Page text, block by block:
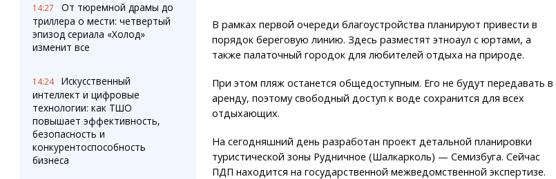
14:27
От тюремной драмы до
триллера о мести: четвертый
эпизод сериала «Холод»
изменит все
14:24
Искусственный
интеллект и цифровые
технологии: как ТШО
повышает эффективность,
безопасность и
конкурентоспособность
бизнеса
В рамках первой очереди благоустройства планируют привести в
порядок береговую линию. Здесь разместят этноаул с юртами, а
также палаточный городок для любителей отдыха на природе.
При этом пляж останется общедоступным. Его не будут передавать в
аренду, поэтому свободный доступ к воде сохранится для всех
отдыхающих.
На сегодняшний день разработан проект детальной планировки
туристической зоны Рудничное (Шалкарколь) — Семизбуга. Сейчас
ПДП находится на государственной межведомственной экспертизе.